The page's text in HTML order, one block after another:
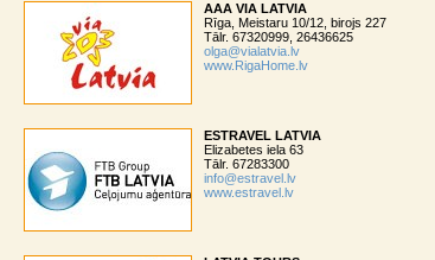
AAA VIA LATVIA
Rīga, Meistaru 10/12, birojs 227
Tālr. 67320999, 26436625
olga@vialatvia.lv
www.RigaHome.lv
ESTRAVEL LATVIA
Elizabetes iela 63
Tālr. 67283300
info@estravel.lv
www.estravel.lv